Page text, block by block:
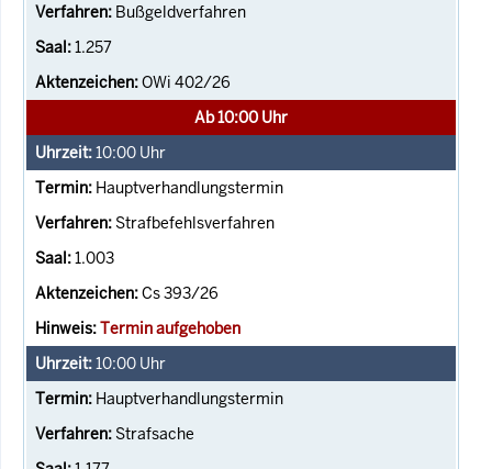
Bußgeldverfahren
1.257
OWi 402/26
Ab 10:00 Uhr
10:00 Uhr
Hauptverhandlungstermin
Strafbefehlsverfahren
1.003
Cs 393/26
Termin aufgehoben
10:00 Uhr
Hauptverhandlungstermin
Strafsache